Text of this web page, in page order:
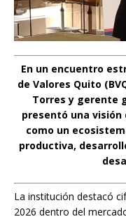
En un encuentro
de Valores Quito
Torres y gerente
presentó una
como un
productiva,
La institución destacó
2026 dentro del